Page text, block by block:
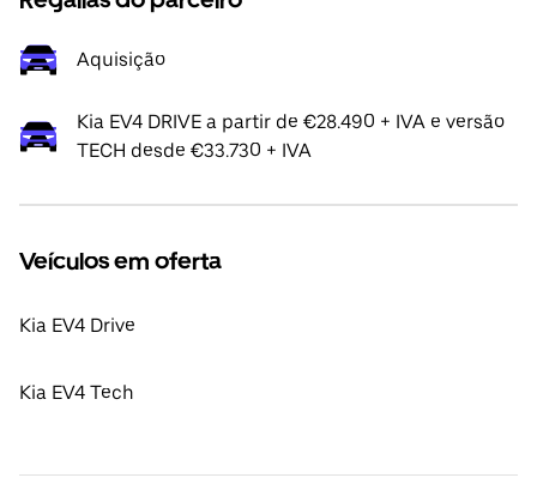
Aquisição
Kia EV4 DRIVE a partir de €28.490 + IVA e versão
TECH desde €33.730 + IVA
Veículos em oferta
Kia EV4 Drive
Kia EV4 Tech